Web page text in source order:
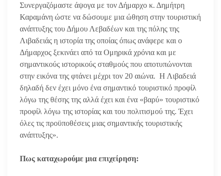
Συνεργαζόμαστε άψογα με τον Δήμαρχο κ. Δημήτρη
Καραμάνη ώστε να δώσουμε μια ώθηση στην τουριστική
ανάπτυξης του Δήμου Λεβαδέων και της πόλης της
Λιβαδειάς η ιστορία της οποίας όπως ανάφερε και ο
Δήμαρχος ξεκινάει από τα Ομηρικά χρόνια και με
σημαντικούς ιστορικούς σταθμούς που αποτυπώνονται
στην εικόνα της φτάνει μέχρι τον 20 αιώνα. Η Λιβαδειά
δηλαδή δεν έχει μόνο ένα σημαντικό τουριστικό προφίλ
λόγω της θέσης της αλλά έχει και ένα «βαρύ» τουριστικό
προφίλ λόγω της ιστορίας και του πολιτισμού της. Έχει
όλες τις προϋποθέσεις μιας σημαντικής τουριστικής
ανάπτυξης».
Πως καταχωρούμε μια επιχείρηση: